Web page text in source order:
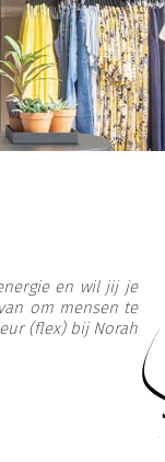
en wil jij je
om mensen te
(flex) bij Norah